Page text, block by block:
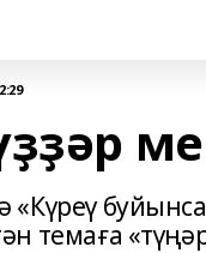
«Күреү
темаға